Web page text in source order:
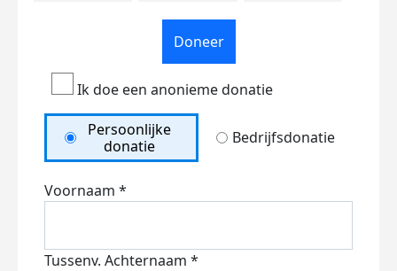
Doneer
Ik doe een anonieme donatie
Persoonlijke
donatie
Bedrijfsdonatie
Voornaam *
Tussenv. Achternaam *